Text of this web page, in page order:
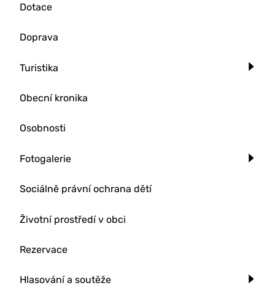
Dotace
Doprava
Turistika
Obecní kronika
Osobnosti
Fotogalerie
Sociálně právní ochrana dětí
Životní prostředí v obci
Rezervace
Hlasování a soutěže